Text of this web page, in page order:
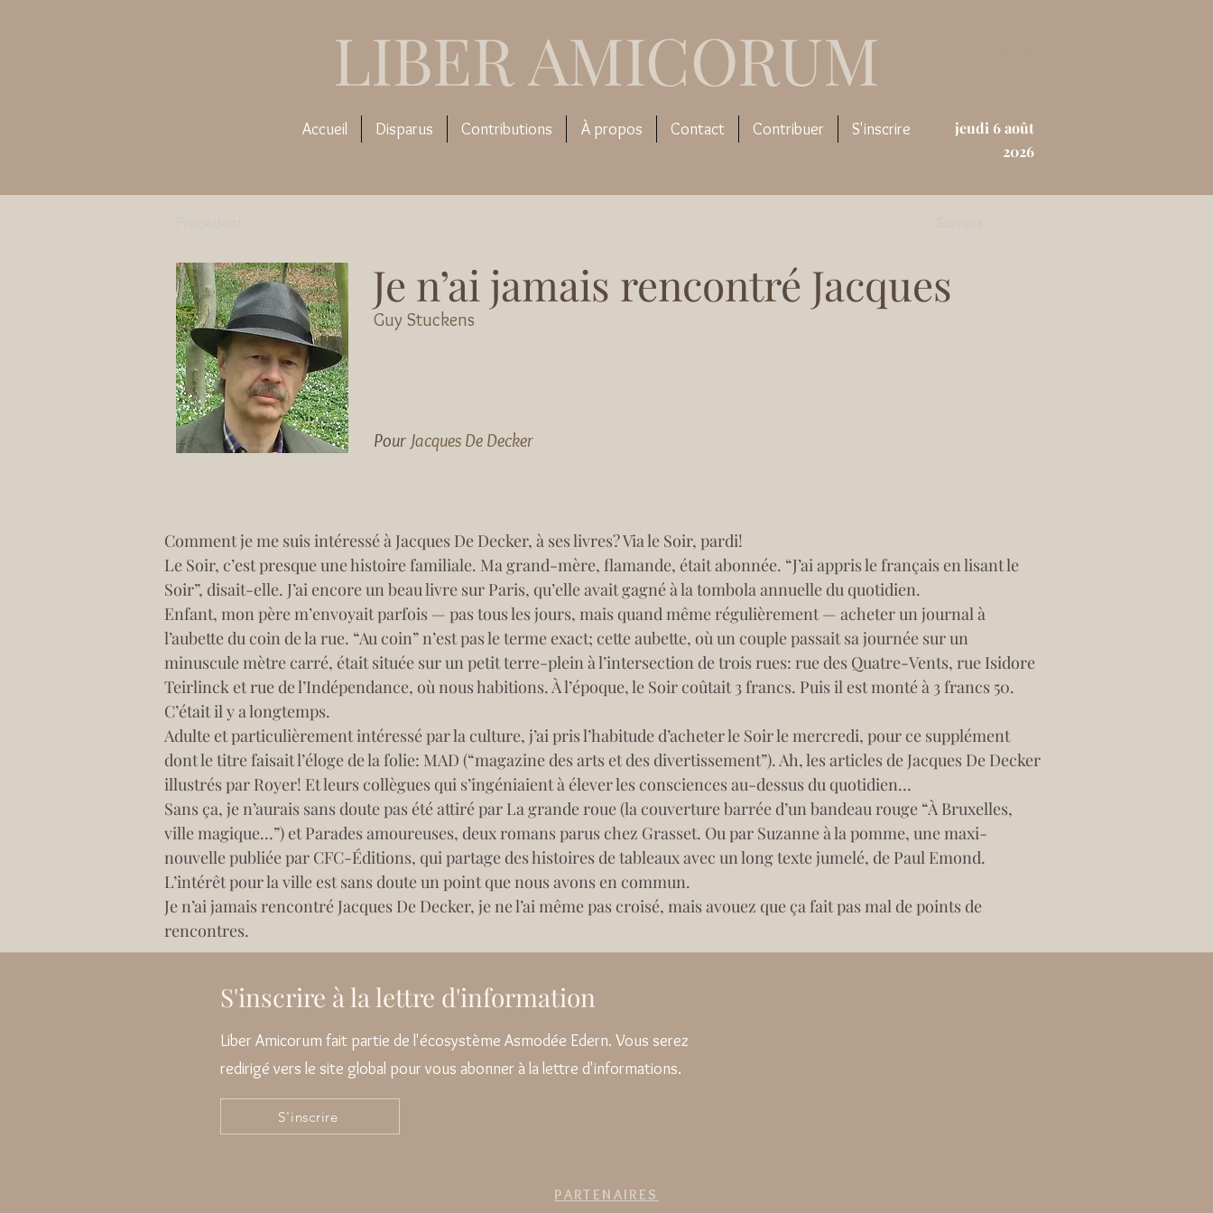
LIBER AMICORUM
Accueil Disparus Contributions À propos Contact Contribuer S'inscrire
jeudi 6 août
2026
Je n’ai jamais rencontré Jacques
Guy Stuckens
Pour Jacques De Decker
Comment je me suis intéressé à Jacques De Decker, à ses livres? Via le Soir, pardi!
Le Soir, c’est presque une histoire familiale. Ma grand-mère, flamande, était abonnée. “J’ai appris le français en lisant le
Soir”, disait-elle. J’ai encore un beau livre sur Paris, qu’elle avait gagné à la tombola annuelle du quotidien.
Enfant, mon père m’envoyait parfois — pas tous les jours, mais quand même régulièrement — acheter un journal à
l’aubette du coin de la rue. “Au coin” n’est pas le terme exact; cette aubette, où un couple passait sa journée sur un
minuscule mètre carré, était située sur un petit terre-plein à l’intersection de trois rues: rue des Quatre-Vents, rue Isidore
Teirlinck et rue de l’Indépendance, où nous habitions. À l’époque, le Soir coûtait 3 francs. Puis il est monté à 3 francs 50.
C’était il y a longtemps.
Adulte et particulièrement intéressé par la culture, j’ai pris l’habitude d’acheter le Soir le mercredi, pour ce supplément
dont le titre faisait l’éloge de la folie: MAD (“magazine des arts et des divertissement”). Ah, les articles de Jacques De Decker
illustrés par Royer! Et leurs collègues qui s’ingéniaient à élever les consciences au-dessus du quotidien…
Sans ça, je n’aurais sans doute pas été attiré par La grande roue (la couverture barrée d’un bandeau rouge “À Bruxelles,
ville magique…”) et Parades amoureuses, deux romans parus chez Grasset. Ou par Suzanne à la pomme, une maxi-
nouvelle publiée par CFC-Éditions, qui partage des histoires de tableaux avec un long texte jumelé, de Paul Emond.
L’intérêt pour la ville est sans doute un point que nous avons en commun.
Je n’ai jamais rencontré Jacques De Decker, je ne l’ai même pas croisé, mais avouez que ça fait pas mal de points de
rencontres.
S'inscrire à la lettre d'information
Liber Amicorum fait partie de l'écosystème Asmodée Edern. Vous serez
redirigé vers le site global pour vous abonner à la lettre d'informations.
S'inscrire
PARTENAIRES